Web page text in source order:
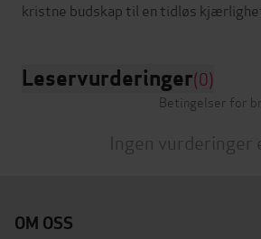
Leservurderinger(0)
Betingelser for
Ingen vurderinger
OM OSS